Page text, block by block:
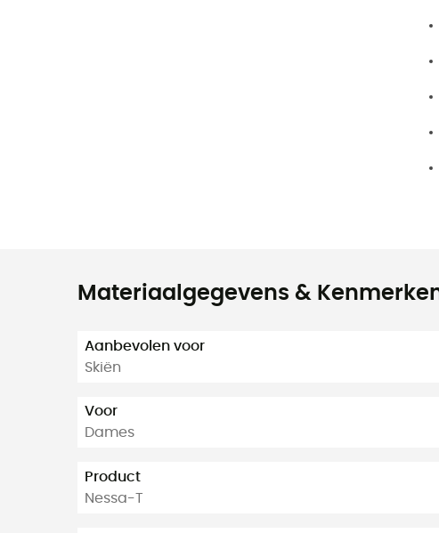
Materiaalgegevens &
Aanbevolen voor
Skiën
Voor
Dames
Product
Nessa-T